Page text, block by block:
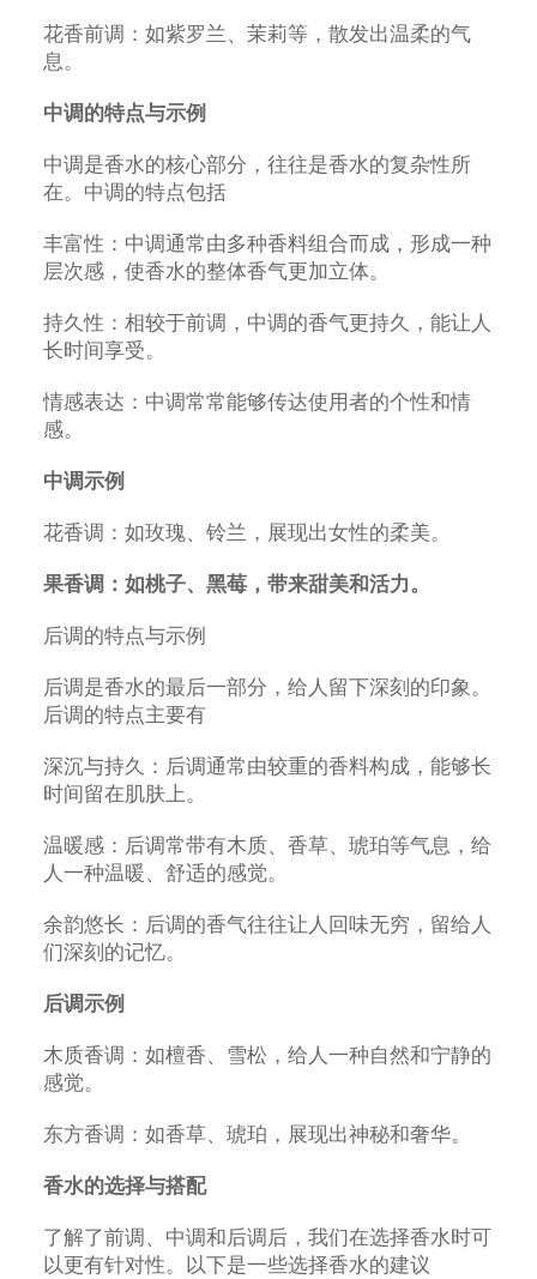
花香前调：如紫罗兰、茉莉等，散发出温柔的气
息。
中调的特点与示例
中调是香水的核心部分，往往是香水的复杂性所
在。中调的特点包括
丰富性：中调通常由多种香料组合而成，形成一种
层次感，使香水的整体香气更加立体。
持久性：相较于前调，中调的香气更持久，能让人
长时间享受。
情感表达：中调常常能够传达使用者的个性和情
感。
中调示例
花香调：如玫瑰、铃兰，展现出女性的柔美。
果香调：如桃子、黑莓，带来甜美和活力。
后调的特点与示例
后调是香水的最后一部分，给人留下深刻的印象。
后调的特点主要有
深沉与持久：后调通常由较重的香料构成，能够长
时间留在肌肤上。
温暖感：后调常带有木质、香草、琥珀等气息，给
人一种温暖、舒适的感觉。
余韵悠长：后调的香气往往让人回味无穷，留给人
们深刻的记忆。
后调示例
木质香调：如檀香、雪松，给人一种自然和宁静的
感觉。
东方香调：如香草、琥珀，展现出神秘和奢华。
香水的选择与搭配
了解了前调、中调和后调后，我们在选择香水时可
以更有针对性。以下是一些选择香水的建议